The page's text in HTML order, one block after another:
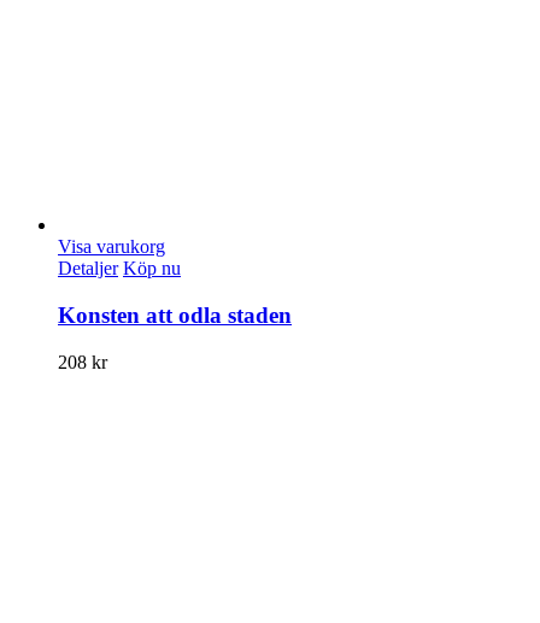
Visa varukorg
Detaljer Köp nu
Konsten att odla staden
208 kr